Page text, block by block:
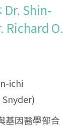
Dr. Shin-
Richard O.
ichi
基因醫學部合